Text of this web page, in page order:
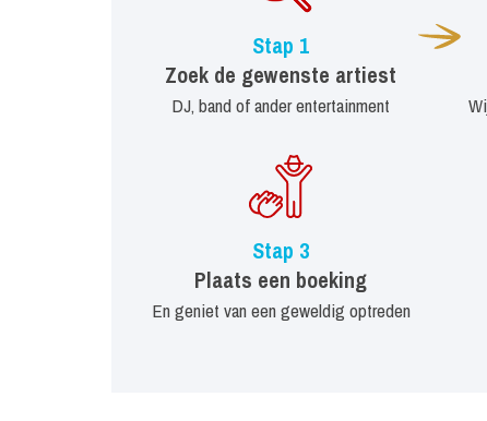
Stap 1
Zoek de gewenste artiest
DJ, band of ander entertainment
Stap 3
Plaats een boeking
En geniet van een geweldig optreden